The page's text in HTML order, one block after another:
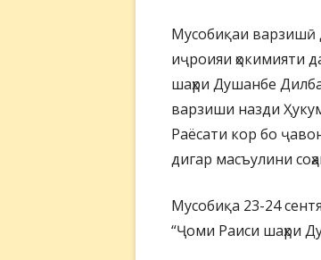
Мусобиқаи
иҷроияи ҳокимияти
шаҳри Душанбе
варзиши назди
Раёсати кор бо
дигар масъулини
Мусобиқа 23-24
“Ҷоми Раиси шаҳри